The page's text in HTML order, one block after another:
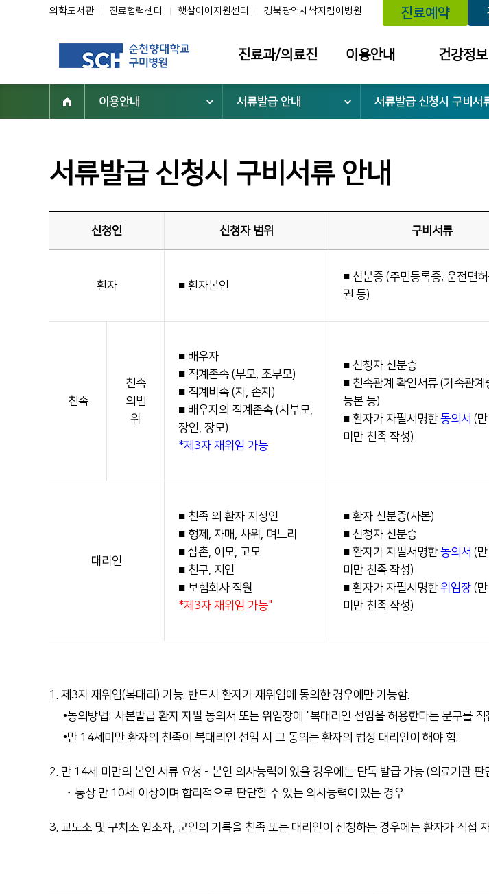
의학도서관 진료협력센터 햇살아이지원센터 경북광역새싹지킴이병원 진료예약
진료과/의료진
진료과
클리닉
전문진료센터
진료지원부서
이용안내
위치안내
건강검진안내
입퇴원안내
응급진료안내
서류발급 안내
전화번호안내
장례식장 안내
통합서비스 안내
모바일 앱
건강정보
건강정보
이용안내 서류발급 안내 서류발급 신청시 구비서
서류발급 신청시 구비서류 안내
신청인 신청자 범위 구비서류
환자 ■ 환자본인
■ 신분증 (주민등록증, 운전면허
권 등)
친족
친족
의범
위
■ 배우자
■ 직계존속 (부모, 조부모)
■ 직계비속 (자, 손자)
■ 배우자의 직계존속 (시부모,
장인, 장모)
*제3자 재위임 가능
■ 신청자 신분증
■ 친족관계 확인서류 (가족관계
등본 등)
■ 환자가 자필서명한동의서 (
미만 친족 작성)
대리인
■ 친족 외 환자 지정인
■ 형제, 자매, 사위, 며느리
■ 삼촌, 이모, 고모
■ 친구, 지인
■ 보험회사 직원
*제3자 재위임 가능"
■ 환자 신분증(사본)
■ 신청자 신분증
■ 환자가 자필서명한동의서 (
미만 친족 작성)
■ 환자가 자필서명한위임장 (
미만 친족 작성)
1. 제3자 재위임(복대리) 가능. 반드시 환자가 재위임에 동의한 경우에만 가능함.
•동의방법: 사본발급 환자 자필 동의서 또는 위임장에 "복대리인 선임을 허용한다는 문구를
•만 14세미만 환자의 친족이 복대리인 선임 시 그 동의는 환자의 법정 대리인이 해야 함.
2. 만 14세 미만의 본인 서류 요청 - 본인 의사능력이 있을 경우에는 단독 발급 가능 (의료기관 판
・통상 만 10세 이상이며 합리적으로 판단할 수 있는 의사능력이 있는 경우
3. 교도소 및 구치소 입소자, 군인의 기록을 친족 또는 대리인이 신청하는 경우에는 환자가 직접